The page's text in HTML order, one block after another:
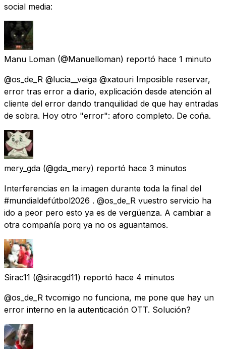
social media:
Manu Loman (@Manuelloman) reportó hace 1 minuto
@os_de_R @lucia__veiga @xatouri Imposible reservar,
error tras error a diario, explicación desde atención al
cliente del error dando tranquilidad de que hay entradas
de sobra. Hoy otro "error": aforo completo. De coña.
mery_gda (@gda_mery) reportó hace 3 minutos
Interferencias en la imagen durante toda la final del
#mundialdefútbol2026 . @os_de_R vuestro servicio ha
ido a peor pero esto ya es de vergüenza. A cambiar a
otra compañía porq ya no os aguantamos.
Sirac11 (@siracgd11) reportó hace 4 minutos
@os_de_R tvcomigo no funciona, me pone que hay un
error interno en la autenticación OTT. Solución?